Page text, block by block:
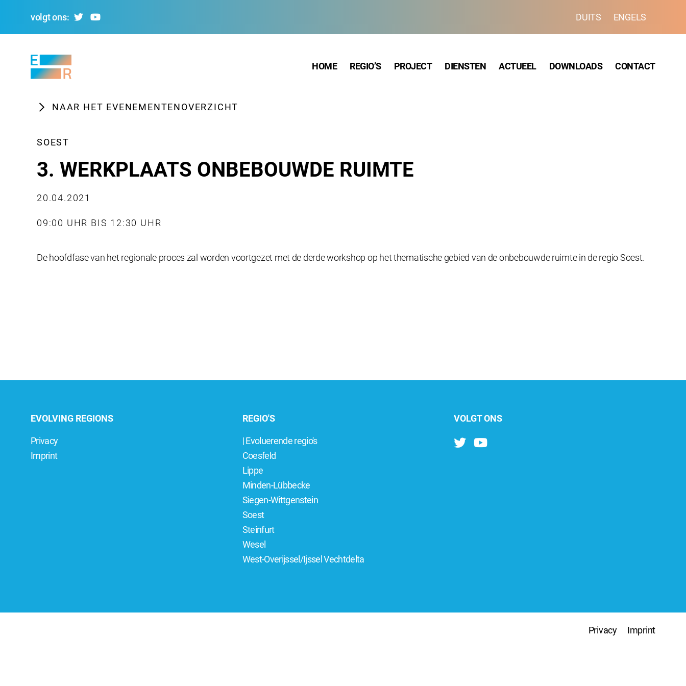
volgt ons: DUITS ENGELS
HOME REGIO’S PROJECT DIENSTEN ACTUEEL DOWNLOADS CONTACT
NAAR HET EVENEMENTENOVERZICHT
SOEST
3. WERKPLAATS ONBEBOUWDE RUIMTE
20.04.2021
09:00 UHR BIS 12:30 UHR
De hoofdfase van het regionale proces zal worden voortgezet met de derde workshop op het thematische gebied van de onbebouwde ruimte in de regio Soest.
EVOLVING REGIONS
Privacy
Imprint
REGIO'S
| Evoluerende regio's
Coesfeld
Lippe
Minden-Lübbecke
Siegen-Wittgenstein
Soest
Steinfurt
Wesel
West-Overijssel/Ijssel Vechtdelta
VOLGT ONS
Privacy Imprint